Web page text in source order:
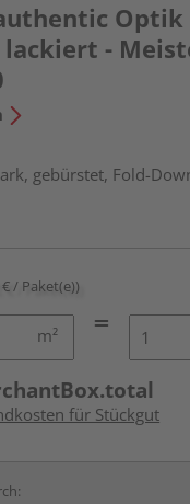
Optik
lackiert -
gebürstet, Fold-
/ Paket(e))
m²
für Stückgut